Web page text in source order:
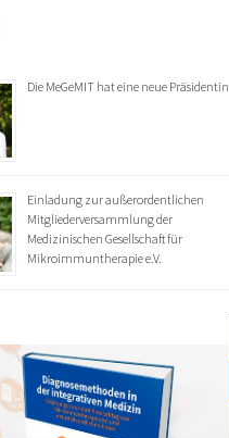
Die MeGeMIT hat eine neue Präsidentin
Einladung zur außerordentlichen
Mitgliederversammlung der
Medizinischen Gesellschaft für
Mikroimmuntherapie e.V.